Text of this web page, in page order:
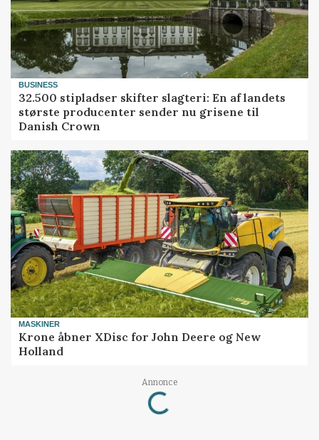
BUSINESS
32.500 stipladser skifter slagteri: En af landets
største producenter sender nu grisene til
Danish Crown
MASKINER
Krone åbner XDisc for John Deere og New
Holland
Annonce
Loading...